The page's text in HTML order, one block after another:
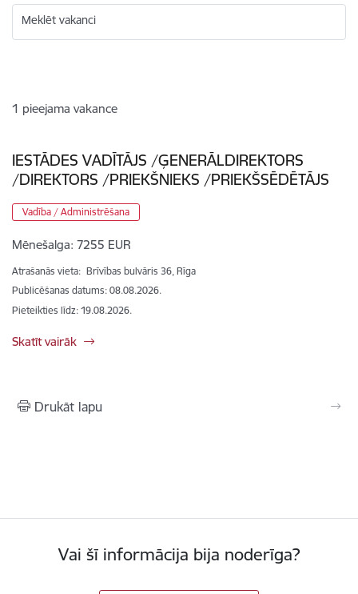
Meklēt vakanci
1 pieejama vakance
IESTĀDES VADĪTĀJS /ĢENERĀLDIREKTORS
/DIREKTORS /PRIEKŠNIEKS /PRIEKŠSĒDĒTĀJS
Vadība / Administrēšana
Mēnešalga: 7255 EUR
Atrašanās vieta: Brīvības bulvāris 36, Rīga
Publicēšanas datums: 08.08.2026.
Pieteikties līdz: 19.08.2026.
Skatīt vairāk
Drukāt lapu
Vai šī informācija bija noderīga?